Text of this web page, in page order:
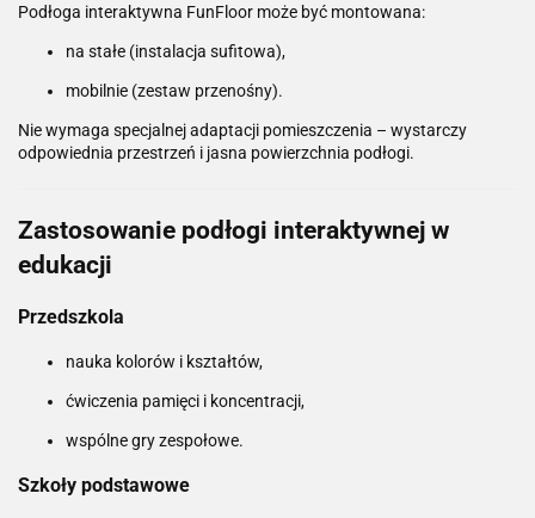
Podłoga interaktywna FunFloor może być montowana:
na stałe (instalacja sufitowa),
mobilnie (zestaw przenośny).
Nie wymaga specjalnej adaptacji pomieszczenia – wystarczy
odpowiednia przestrzeń i jasna powierzchnia podłogi.
Zastosowanie podłogi interaktywnej w
edukacji
Przedszkola
nauka kolorów i kształtów,
ćwiczenia pamięci i koncentracji,
wspólne gry zespołowe.
Szkoły podstawowe